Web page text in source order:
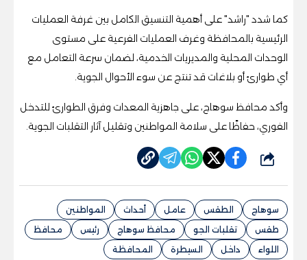
كما شدد "راشد" على أهمية التنسيق الكامل بين غرفة العمليات
الرئيسية بالمحافظة وغرف العمليات الفرعية على مستوى
الوحدات المحلية والمديريات الخدمية، لضمان سرعة التعامل مع
أي طوارئ أو بلاغات قد تنتج عن سوء الأحوال الجوية.
وأكد محافظ سوهاج، على جاهزية المعدات وفرق الطوارئ للتدخل
الفوري، حفاظًا على سلامة المواطنين وتقليل آثار التقلبات الجوية.
شارك
سوهاج الطقس عامل أحداث
المواطنين
طقس
تقلبات الجو محافظ سوهاج رئيس
محافظ
اللواء
داخل السيطرة المحافظة